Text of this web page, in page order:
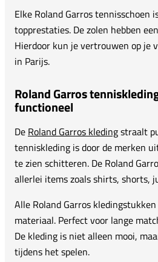
Elke Roland Garros tennisschoen
topprestaties. De zolen hebben
Hierdoor kun je vertrouwen op je
in Parijs.
Roland Garros
functioneel
De Roland Garros kledingstraalt
tenniskleding is door de merken
te zien schitteren. De Roland
allerlei items zoals shirts, shorts,
Alle Roland Garros
materiaal. Perfect voor lange
De kleding is niet alleen mooi,
tijdens het spelen.